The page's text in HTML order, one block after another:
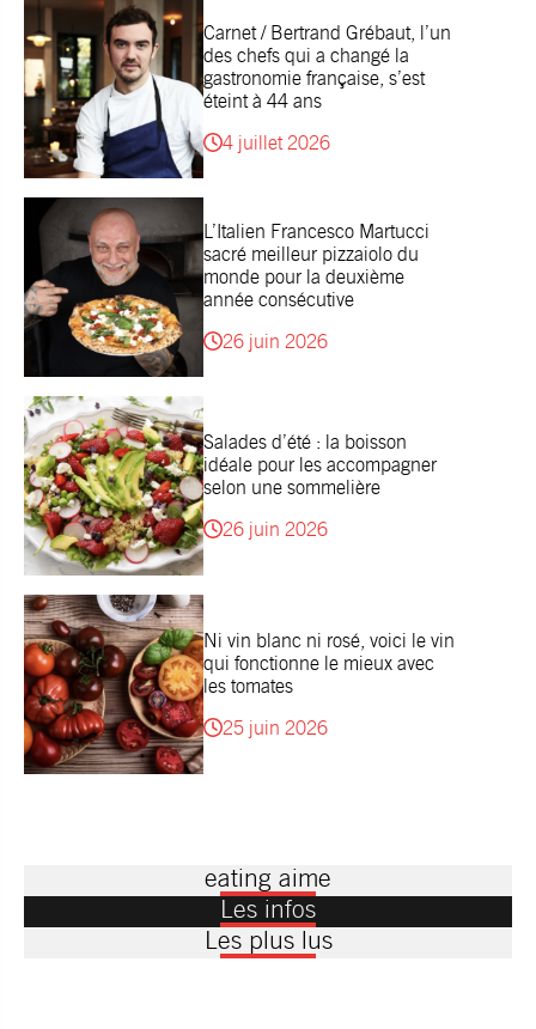
Carnet / Bertrand Grébaut, l’un
des chefs qui a changé la
gastronomie française, s’est
éteint à 44 ans
4 juillet 2026
L’Italien Francesco Martucci
sacré meilleur pizzaiolo du
monde pour la deuxième
année consécutive
26 juin 2026
Salades d’été : la boisson
idéale pour les accompagner
selon une sommelière
26 juin 2026
Ni vin blanc ni rosé, voici le vin
qui fonctionne le mieux avec
les tomates
25 juin 2026
eating aime
Les infos
Les plus lus